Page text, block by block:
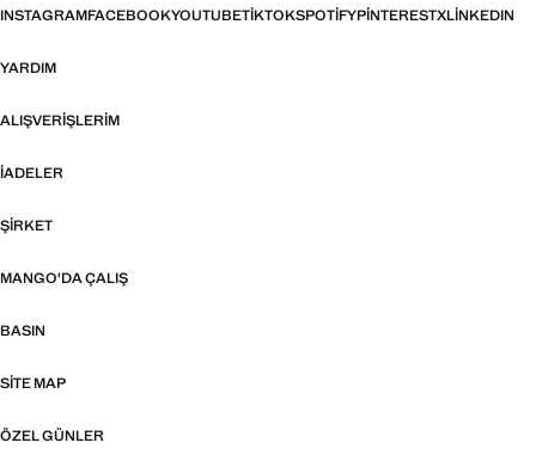
INSTAGRAMFACEBOOKYOUTUBETIKTOKSPOTIFYPINTERESTXLINKEDIN
YARDIM
ALIŞVERIŞLERIM
İADELER
ŞIRKET
MANGO'DA ÇALIŞ
BASIN
SITE MAP
ÖZEL GÜNLER